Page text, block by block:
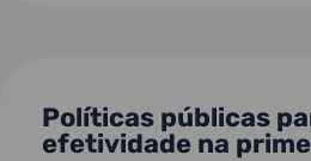
Políticas públicas
efetividade na